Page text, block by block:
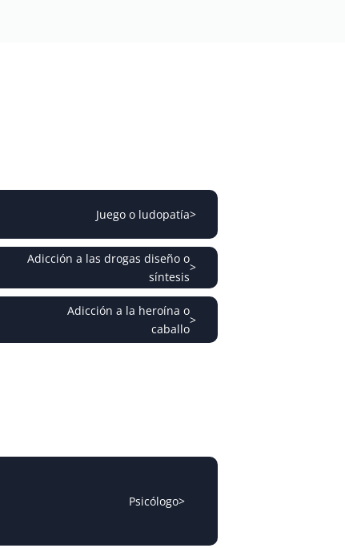
Juego o ludopatía>
Adicción a las drogas diseño o
síntesis
>
Adicción a la heroína o
caballo
>
Psicólogo>